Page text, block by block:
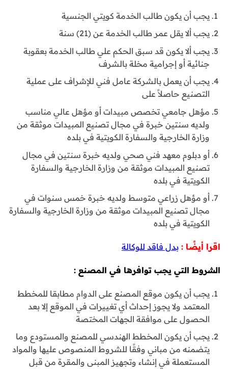
يجب أن يكون طالب الخدمة كويتي الجنسية
يجب ألا يقل عمر طالب الخدمة عن (21) سنة
يجب ألا يكون قد سبق الحكم علي طالب الخدمة بعقوبة
جنائية أو إجرامية مخلة بالشرف
يجب أن يعمل بالشركة عامل فني للإشراف على عملية
التصنيع حاصلاً على
مؤهل جامعي تخصص مبيدات أو مؤهل عالي مناسب
ولديه سنتين خبرة في مجال تصنيع المبيدات موثقة من
وزارة الخارجية والسفارة الكويتية في بلده
أو دبلوم معهد فني صحي ولديه خبرة سنتين في مجال
تصنيع المبيدات موثقة من وزارة الخارجية والسفارة
الكويتية في بلده
أو مؤهل زراعي متوسط ولديه خبرة خمس سنوات في
مجال تصنيع المبيدات موثقة من وزارة الخارجية والسفارة
الكويتية في بلده
اقرا أيضًا : بدل فاقد للوكالة
الشروط التي يجب توافرها في المصنع :
يجب أن يكون موقع المصنع على الدوام مطابقا للمخطط
المعتمد ولا يجوز إحداث أي تغييرات في الموقع إلا بعد
الحصول على موافقة الجهات المختصة
يجب أن يكون المخطط الهندسي للمصنع والمستودع وما
يتضمنه من مباني وفقًا للشروط المنصوص عليها والمواد
المستعملة في إنشاء وتجهيز المبنى والمقرة من قبل